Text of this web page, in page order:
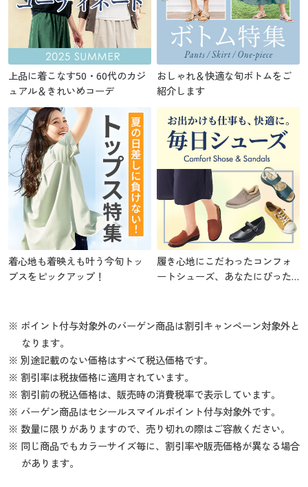
上品に着こなす50・60代のカジ
ュアル＆きれいめコーデ
おしゃれ＆快適な旬ボトムをご
紹介します
着心地も着映えも叶う今旬トッ
プスをピックアップ！
履き心地にこだわったコンフォ
ートシューズ、あなたにぴった
※ ポイント付与対象外のバーゲン商品は割引キャンペーン対象外と
なります。
※ 別途記載のない価格はすべて税込価格です。
※ 割引率は税抜価格に適用されています。
※ 割引前の税込価格は、販売時の消費税率で表示しています。
※ バーゲン商品はセシールスマイルポイント付与対象外です。
※ 数量に限りがありますので、売り切れの際はご容赦ください。
※ 同じ商品でもカラーサイズ毎に、割引率や販売価格が異なる場合
があります。